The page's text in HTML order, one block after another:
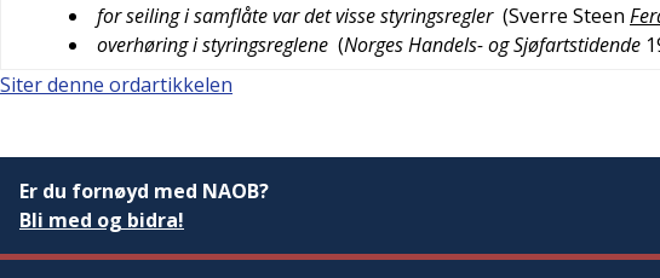
for seiling i samflåte var det visse styringsregler (Sverre Steen
overhøring i styringsreglene (Norges Handels- og Sjøfartstidende
Siter denne ordartikkelen
Er du fornøyd med NAOB?
Bli med og bidra!